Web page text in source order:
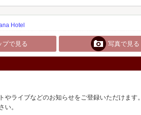
Hotel
プで見る 写真で見る
ライブなどのお知らせをご登録いただけます。
い。